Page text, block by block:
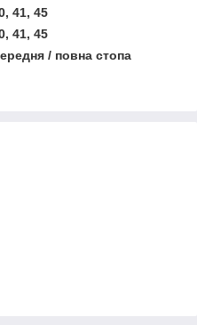
41, 45
41, 45
/ повна стопа